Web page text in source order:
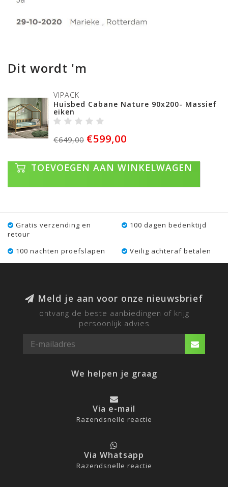
Dit wordt 'm
VIPACK
Huisbed Cabane Nature 90x200- Massief
eiken
€649,00 €599,00
TOEVOEGEN AAN WINKELWAGEN
Gratis verzending en
retour
100 dagen bedenktijd
100 nachten proefslapen Veilig achteraf betalen
Meld je aan voor onze nieuwsbrief
ontvang de beste aanbiedingen of krijg
persoonlijk advies
We helpen je graag
Via e-mail
Razendsnelle reactie
Via Whatsapp
Razendsnelle reactie